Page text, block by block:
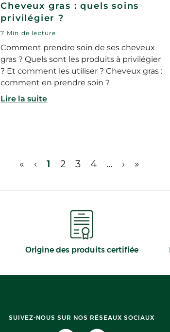
Cheveux gras : quels soins
privilégier ?
7 Min de lecture
Comment prendre soin de ses cheveux
gras ? Quels sont les produits à privilégier
? Et comment les utiliser ? Cheveux gras :
comment en prendre soin ?
Lire la suite
« ‹ 1 2 3 4 ... › »
Origine des produits certifiée
SUIVEZ-NOUS SUR NOS RÉSEAUX SOCIAUX